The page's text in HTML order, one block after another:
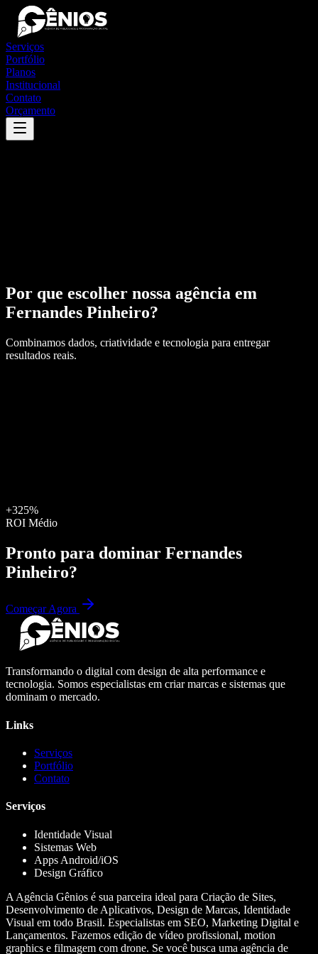
Serviços
Portfólio
Planos
Institucional
Contato
Orçamento
Por que escolher nossa agência em
Fernandes Pinheiro?
Combinamos dados, criatividade e tecnologia para entregar
resultados reais.
+325%
ROI Médio
Pronto para dominar Fernandes
Pinheiro?
Começar Agora
Transformando o digital com design de alta performance e
tecnologia. Somos especialistas em criar marcas e sistemas que
dominam o mercado.
Links
Serviços
Portfólio
Contato
Serviços
Identidade Visual
Sistemas Web
Apps Android/iOS
Design Gráfico
A Agência Gênios é sua parceira ideal para Criação de Sites,
Desenvolvimento de Aplicativos, Design de Marcas, Identidade
Visual em todo Brasil. Especialistas em SEO, Marketing Digital e
Lançamentos. Fazemos edição de vídeo profissional, motion
graphics e filmagem com drone. Se você busca uma agência de